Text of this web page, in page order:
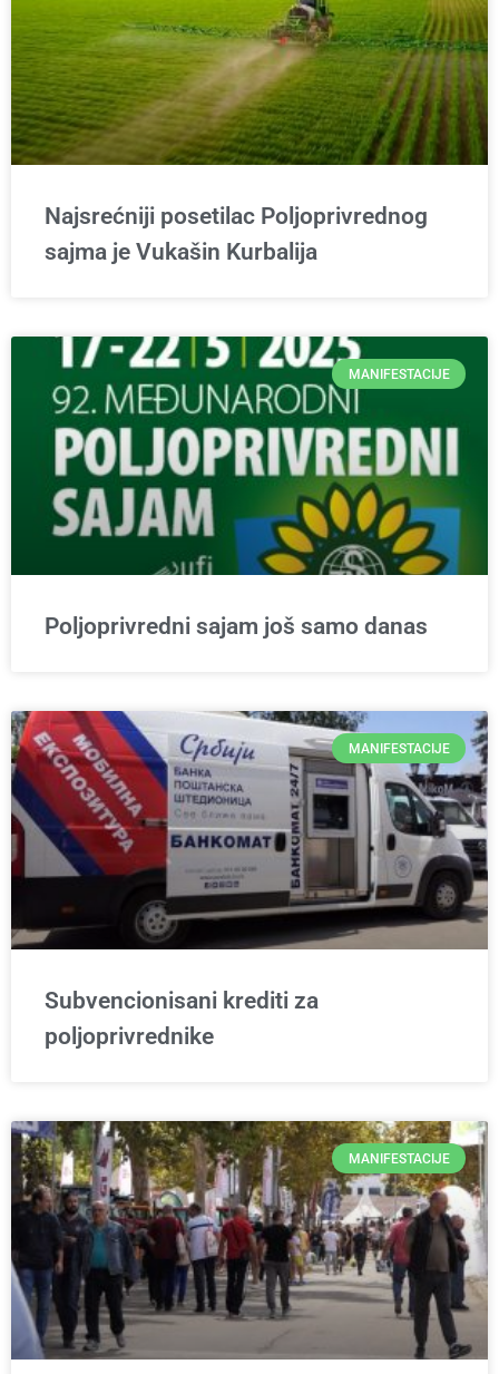
Najsrećniji posetilac Poljoprivrednog
sajma je Vukašin Kurbalija
MANIFESTACIJE
Poljoprivredni sajam još samo danas
MANIFESTACIJE
Subvencionisani krediti za
poljoprivrednike
MANIFESTACIJE